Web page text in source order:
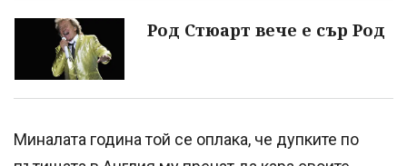
Род Стюарт вече е сър Род
Миналата година той се оплака, че дупките по